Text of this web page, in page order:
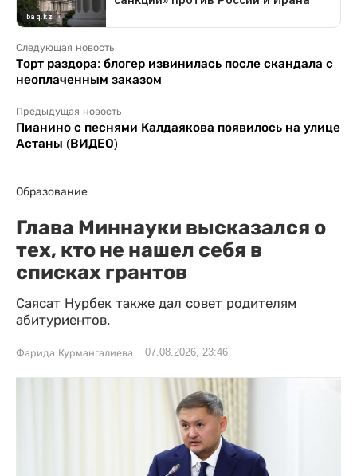
Следующая новость
Торт раздора: блогер извинилась после скандала с
неоплаченным заказом
Предыдущая новость
Пианино с песнями Калдаякова появилось на улице
Астаны (ВИДЕО)
Образование
Глава Миннауки высказался о
тех, кто не нашел себя в
списках грантов
Саясат Нурбек также дал совет родителям
абитуриентов.
Фарида Курмангалиева 07.08.2026, 23:46